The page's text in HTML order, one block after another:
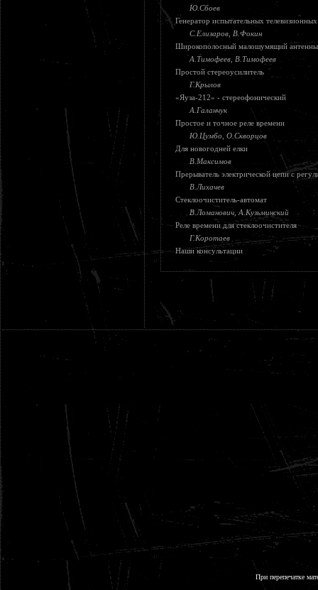
Ю.Сбоев
Генератор испытательных
С.Елизаров, В.Фокин
Широкополосный малошумящий
А.Тимофеев, В.Тимофеев
Простой стереоусилитель
Г.Крылов
«Яуза-212» - стереофонический
А.Галанчук
Простое и точное реле времени
Ю.Цумбо, О.Скворцов
Для новогодней елки
В.Максимов
Прерыватель электрической цепи с
В.Лихачев
Стеклоочиститель-автомат
В.Ломанович, А.Кузьминский
Реле времени для стеклоочистителя
Г.Коротаев
Наши консультации
При перепечатке